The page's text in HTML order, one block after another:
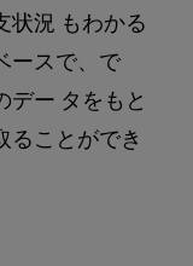
状況 もわかる
ースで、で
デー タをもと
ることができ